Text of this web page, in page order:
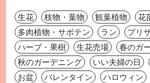
生花 枝物・葉物 観葉植物
花
多肉植物・サボテン
ラン
プリ
ハーブ・果樹
生花売場
春のガ
秋のガーデニング
いい夫婦の日
お盆
バレンタイン ハロウィン